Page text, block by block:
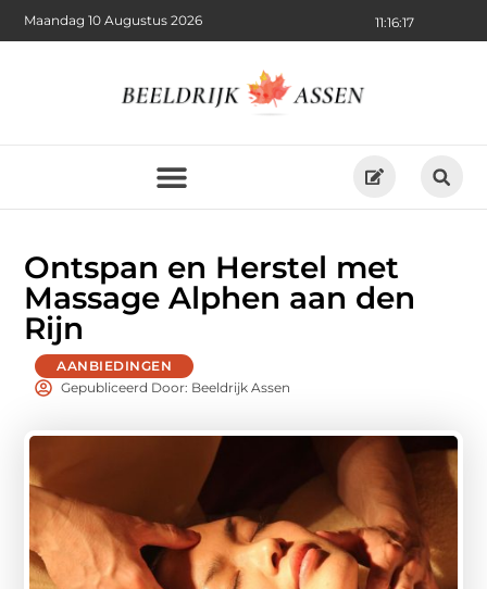
11:16:18
Maandag 10 Augustus 2026
Ontspan en Herstel met
Massage Alphen aan den
Rijn
AANBIEDINGEN
Gepubliceerd Door: Beeldrijk Assen